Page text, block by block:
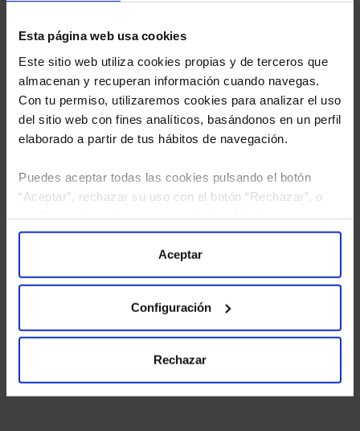
Esta página web usa cookies
Este sitio web utiliza cookies propias y de terceros que
almacenan y recuperan información cuando navegas.
Con tu permiso, utilizaremos cookies para analizar el uso
del sitio web con fines analíticos, basándonos en un perfil
elaborado a partir de tus hábitos de navegación.
Puedes aceptar todas las cookies pulsando el botón
“Aceptar”, rechazar su uso con el botón “Rechazar”, o
“Configuración”. Consulta nuestraPolítica
para más información.
Aceptar
Configuración
Rechazar
tratamiento de mis datos personales.